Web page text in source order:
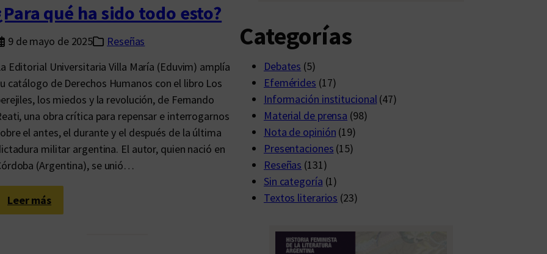
d
a
s
l
d
a
d
a
c
o
n
l
c
l
e
:
E
l
v
i
a
j
e
r
qué ha sido todo esto?
9 de mayo de 2025
Reseñas
Editorial Universitaria Villa María (Eduvim) amplía
catálogo de Derechos Humanos con el libro Los
los miedos y la revolución, de Fernando
una obra crítica para repensar e interrogarnos
el antes, el durante y el después de la última
militar argentina. El autor, quien nació en
(Argentina), se unió…
Leer más:
¿
Categorías
Debates (5)
Efemérides (17)
Información institucional(47)
Material de prensa (98)
Nota de opinión (19)
Presentaciones (15)
Reseñas (131)
Sin categoría (1)
Textos literarios (23)